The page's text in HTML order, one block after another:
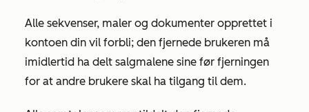
Alle sekvenser, maler og dokumenter opprettet i
kontoen din vil forbli; den fjernede brukeren må
imidlertid ha delt salgmalene sine før fjerningen
for at andre brukere skal ha tilgang til dem.